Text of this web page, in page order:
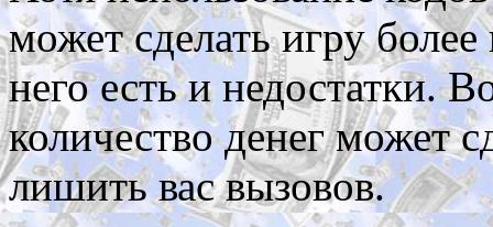
может сделать игру
него есть и недостатки.
количество денег может
лишить вас вызовов.